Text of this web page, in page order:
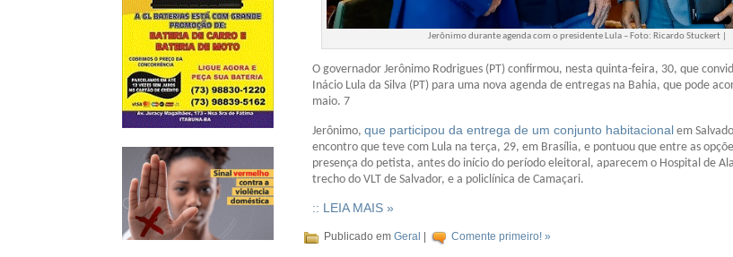
Jerônimo durante agenda com o presidente Lula – Foto: Ricardo Stuckert |
O governador Jerônimo Rodrigues (PT) confirmou, nesta quinta-feira, 30, que
Inácio Lula da Silva (PT) para uma nova agenda de entregas na Bahia, que pode
maio. 7
Jerônimo, que participou da entrega de um conjunto habitacional em
encontro que teve com Lula na terça, 29, em Brasília, e pontuou que entre as
presença do petista, antes do início do período eleitoral, aparecem o Hospital de
trecho do VLT de Salvador, e a policlínica de Camaçari.
:: LEIA MAIS »
Publicado em Geral Comente primeiro! »